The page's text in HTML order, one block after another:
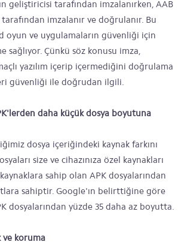
geliştiricisi tarafından imzalanırken, AAB
imzalanır ve doğrulanır. Bu
oyun ve uygulamaların güvenliği için
sağlıyor. Çünkü söz konusu imza,
yazılım içerip içermediğini doğrulama
güvenliği ile doğrudan ilgili.
daha küçük dosya boyutuna
dosya içeriğindeki kaynak farkını
size ve cihazınıza özel kaynakları
sahip olan APK dosyalarından
sahiptir. Google'ın belirttiğine göre
dosyalarından yüzde 35 daha az boyutta.
ve koruma